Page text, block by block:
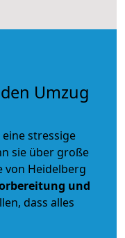
Umzug
stressige
sie über große
von Heidelberg
und
dass alles